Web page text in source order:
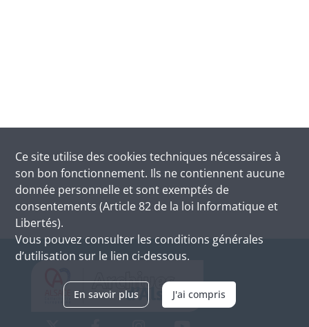
Ce site utilise des cookies techniques nécessaires à
son bon fonctionnement. Ils ne contiennent aucune
donnée personnelle et sont exemptés de
consentements (Article 82 de la loi Informatique et
Libertés).
Vous pouvez consulter les conditions générales
d’utilisation sur le lien ci-dessous.
En savoir plus J'ai compris